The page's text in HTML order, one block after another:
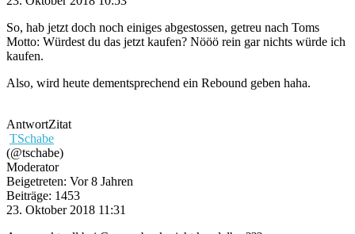
So, hab jetzt doch noch einiges abgestossen, getreu nach Toms
Motto: Würdest du das jetzt kaufen? Nööö rein gar nichts würde ich
kaufen.
Also, wird heute dementsprechend ein Rebound geben haha.
AntwortZitat
TSchabe
(@tschabe)
Moderator
Beigetreten: Vor 8 Jahren
Beiträge: 1453
23. Oktober 2018 11:31